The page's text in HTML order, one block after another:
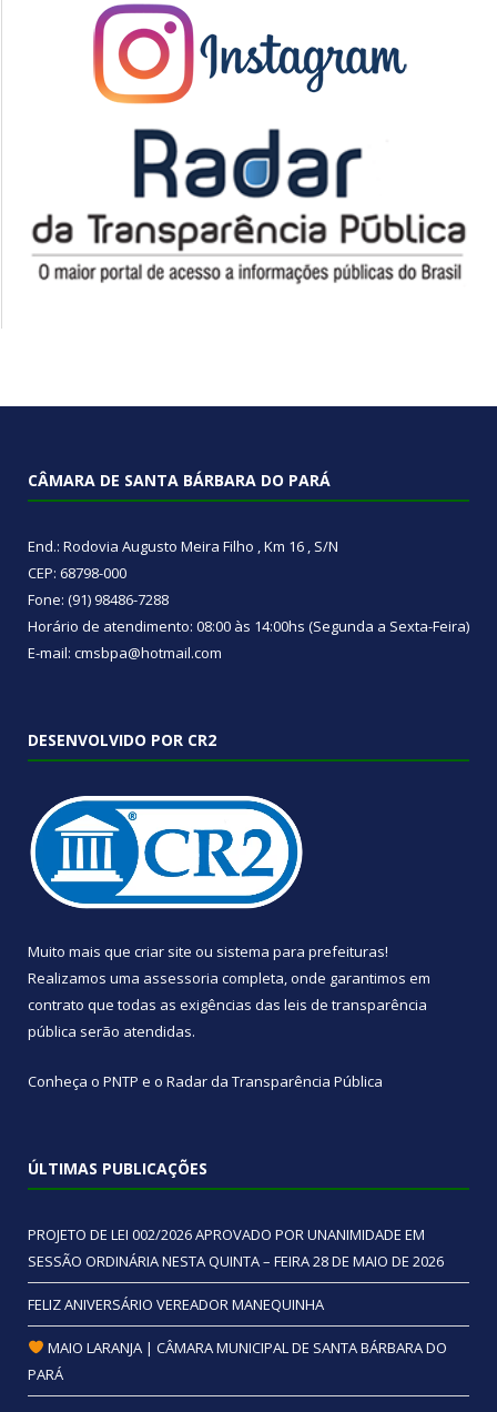
CÂMARA DE SANTA BÁRBARA DO PARÁ
End.: Rodovia Augusto Meira Filho , Km 16 , S/N
CEP: 68798-000
Fone: (91) 98486-7288
Horário de atendimento: 08:00 às 14:00hs (Segunda a Sexta-Feira)
E-mail: cmsbpa@hotmail.com
DESENVOLVIDO POR CR2
Muito mais que criar site ou sistema para prefeituras!
Realizamos uma assessoria completa, onde garantimos em
contrato que todas as exigências das leis de transparência
pública serão atendidas.
Conheça o PNTP e o Radar da Transparência Pública
ÚLTIMAS PUBLICAÇÕES
PROJETO DE LEI 002/2026 APROVADO POR UNANIMIDADE EM
SESSÃO ORDINÁRIA NESTA QUINTA – FEIRA 28 DE MAIO DE 2026
FELIZ ANIVERSÁRIO VEREADOR MANEQUINHA
MAIO LARANJA | CÂMARA MUNICIPAL DE SANTA BÁRBARA DO
PARÁ